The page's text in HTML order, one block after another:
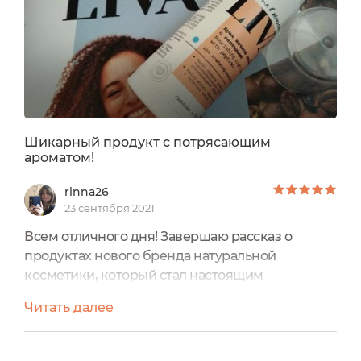
Шикарный продукт с потрясающим
ароматом!
rinna26
23 сентября 2021
Всем отличного дня! Завершаю рассказ о
продуктах нового бренда натуральной
косметики, который стал настоящим
питательный с пептидами LIVA.Объём:
30млСрок годности: 24 месяца. После вскрытия
Читать далее